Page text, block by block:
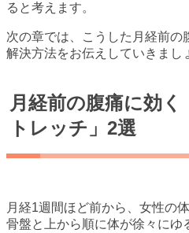
ると考えます。
次の章では、こうした月経前の
解決方法をお伝えしていきまし
月経前の腹痛に効
トレッチ」2選
月経1週間ほど前から、女性の
骨盤と上から順に体が徐々にゆ